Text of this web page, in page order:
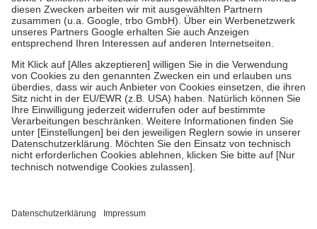
Zuzahlung zehn Prozent der Kosten sowie zehn Euro je
Verordnung.
Um das Engagement der Versicherten für ihre eigene Gesundheit zu
stärken und die besondere Stellung der Familie zu unterstützen,
fallenkeine Zuzahlungenan bei:
• Kindern und Jugendlichen bis zum vollendeten 18. Lebensjahr
mit Ausnahme der Fahrkosten
• Untersuchungen zur Vorsorge und Früherkennung, die von der
GKV getragen werden
• empfohlenen Schutzimpfungen
• Harn- und Blutteststreifen
getroffen, um sicherzustellen, dass es sich um echte Bewertungen